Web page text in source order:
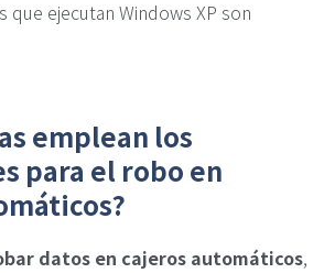
que ejecutan Windows XP son
emplean los
para el robo en
datos en cajeros automáticos,